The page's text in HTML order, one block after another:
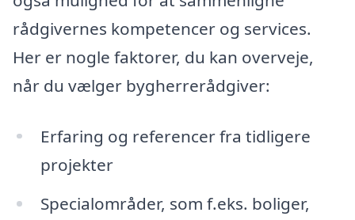
rådgivernes kompetencer og services.
Her er nogle faktorer, du kan overveje,
når du vælger bygherrerådgiver:
Erfaring og referencer fra tidligere
projekter
Specialområder, som f.eks. boliger,